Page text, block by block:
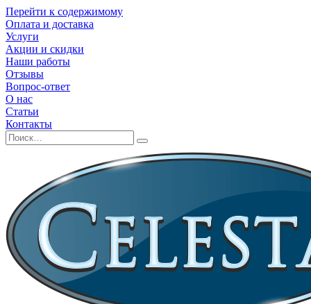
Перейти к содержимому
Оплата и доставка
Услуги
Акции и скидки
Наши работы
Отзывы
Вопрос-ответ
О нас
Статьи
Контакты